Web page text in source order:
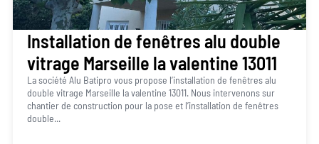
Installation de fenêtres alu double
vitrage Marseille la valentine 13011
La société Alu Batipro vous propose l’installation de fenêtres alu
double vitrage Marseille la valentine 13011. Nous intervenons sur
chantier de construction pour la pose et l’installation de fenêtres
double...